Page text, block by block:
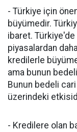
- Türkiye için
büyümedir.
ibaret.
piyasalardan
kredilerle
ama bunun
Bunun bedeli
üzerindeki
- Kredilere olan